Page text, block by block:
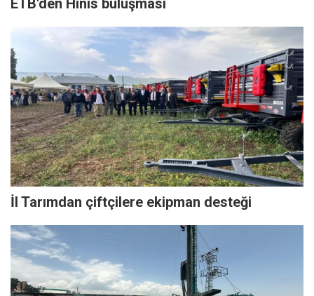
ETB'den Hınıs buluşması
İl Tarımdan çiftçilere ekipman desteği